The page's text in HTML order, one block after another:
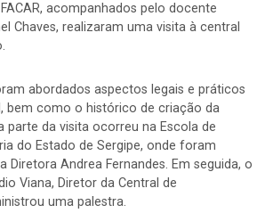
acompanhados pelo docente
Chaves, realizaram uma visita à central
abordados aspectos legais e práticos
bem como o histórico de criação da
parte da visita ocorreu na Escola de
do Estado de Sergipe, onde foram
Diretora Andrea Fernandes. Em seguida, o
Viana, Diretor da Central de
uma palestra.